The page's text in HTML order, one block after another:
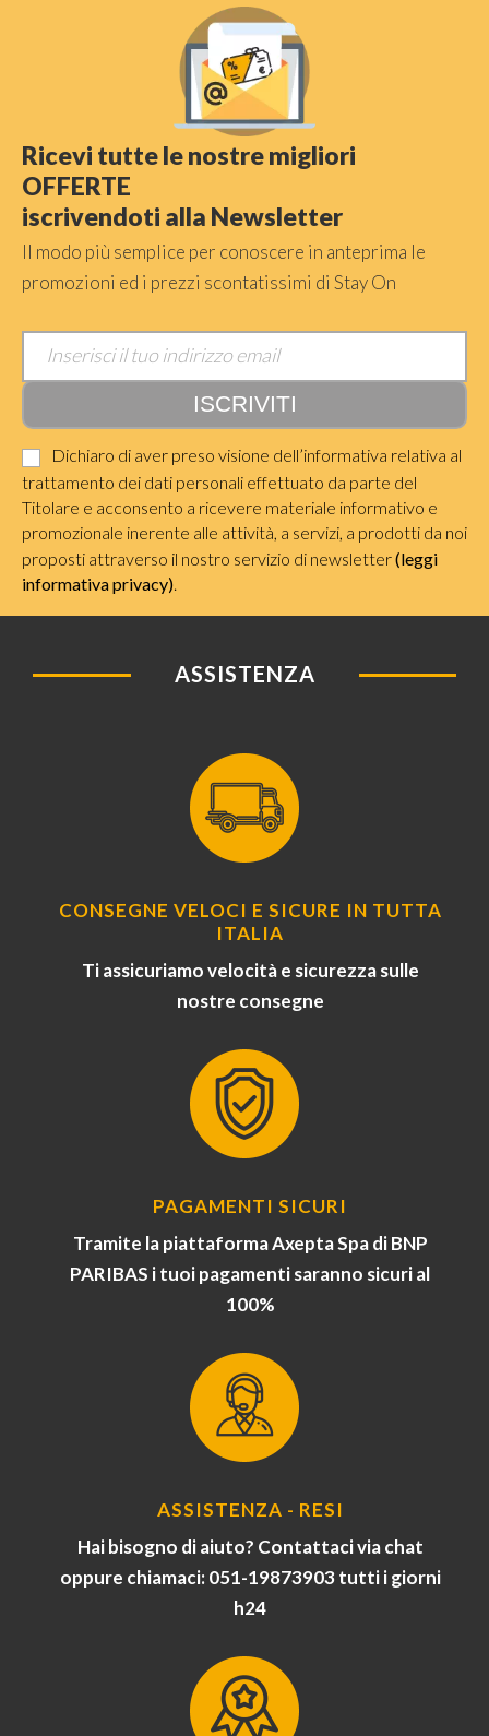
Ricevi tutte le nostre migliori
OFFERTE
iscrivendoti alla Newsletter
Il modo più semplice per conoscere in anteprima le
promozioni ed i prezzi scontatissimi di Stay On
Dichiaro di aver preso visione dell’informativa relativa al
trattamento dei dati personali effettuato da parte del
Titolare e acconsento a ricevere materiale informativo e
promozionale inerente alle attività, a servizi, a prodotti da noi
proposti attraverso il nostro servizio di newsletter(leggi
informativa privacy)
ASSISTENZA
CONSEGNE VELOCI E SICURE IN TUTTA
ITALIA
Ti assicuriamo velocità e sicurezza sulle
nostre consegne
PAGAMENTI SICURI
Tramite la piattaforma Axepta Spa di BNP
PARIBAS i tuoi pagamenti saranno sicuri al
100%
ASSISTENZA - RESI
Hai bisogno di aiuto? Contattaci via chat
oppure chiamaci: 051-19873903 tutti i giorni
h24